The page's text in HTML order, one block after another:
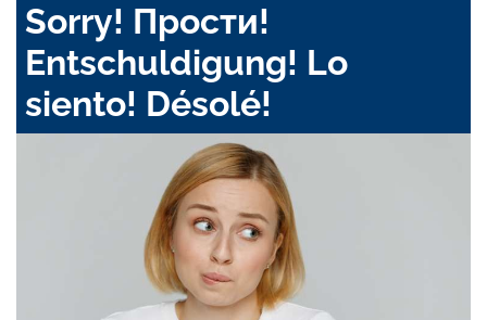
Sorry! Прости!
Entschuldigung! Lo
siento! Désolé!